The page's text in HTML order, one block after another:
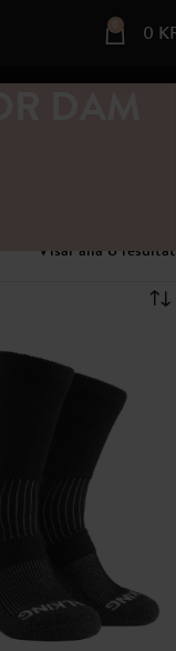
0 0
Visar alla 8 resultat